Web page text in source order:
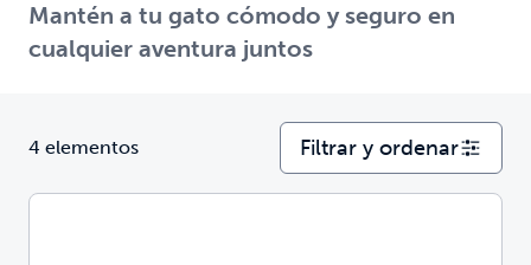
Mantén a tu gato cómodo y seguro en
cualquier aventura juntos
4 elementos Filtrar y ordenar